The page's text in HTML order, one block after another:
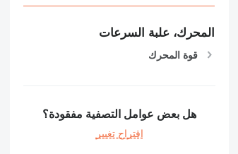
المحرك، علبة السرعات
قوة المحرك
هل بعض عوامل التصفية مفقودة؟
اقتراح تغيير